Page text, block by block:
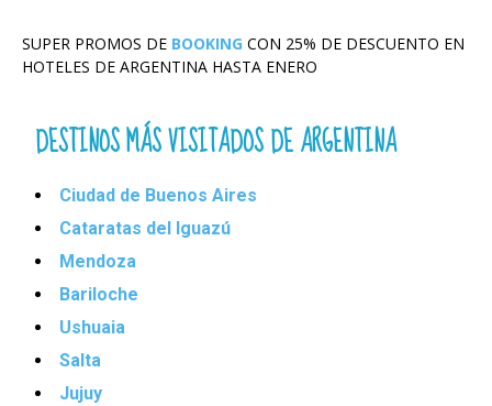
SUPER PROMOS DE BOOKING CON 25% DE DESCUENTO EN
HOTELES DE ARGENTINA HASTA ENERO
DESTINOS MÁS VISITADOS DE ARGENTINA
Ciudad de Buenos Aires
Cataratas del Iguazú
Mendoza
Bariloche
Ushuaia
Salta
Jujuy